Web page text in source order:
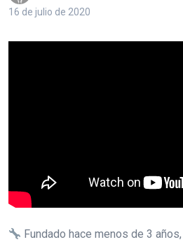
16 de julio de 2020
Fundado hace menos de 3